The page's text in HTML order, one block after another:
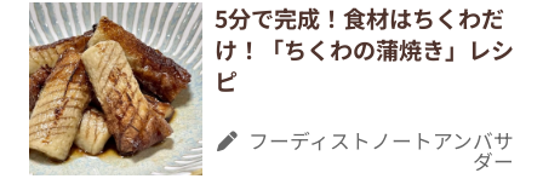
5分で完成！食材はちくわだ
け！「ちくわの蒲焼き」レシ
ピ
フーディストノートアンバサ
ダー